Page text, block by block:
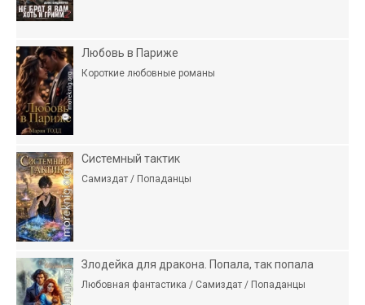
Любовь в Париже
Короткие любовные романы
Системный тактик
Самиздат / Попаданцы
Злодейка для дракона. Попала, так попала
Любовная фантастика / Самиздат / Попаданцы